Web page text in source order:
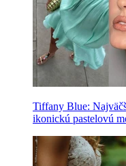
Tiffany Blue:
ikonickú pastelovú